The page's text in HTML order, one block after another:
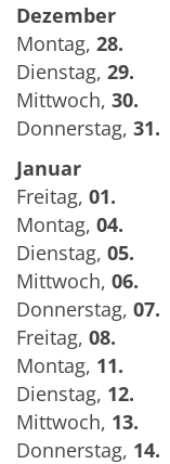
Dezember
Montag, 28.
Dienstag, 29.
Mittwoch, 30.
Donnerstag, 31.
Januar
Freitag, 01.
Montag, 04.
Dienstag, 05.
Mittwoch, 06.
Donnerstag, 07.
Freitag, 08.
Montag, 11.
Dienstag, 12.
Mittwoch, 13.
Donnerstag, 14.